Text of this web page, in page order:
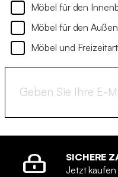
Möbel für den
Möbel für den
Möbel und
SICHERE
Jetzt